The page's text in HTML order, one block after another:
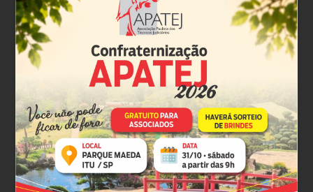
TJ-SP abre prazo para preenchimento do Acordo de
Desempenho 2027
MAIS NOTÍCIAS